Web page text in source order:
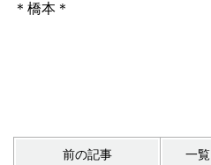
＊橋本＊
前の記事 一覧